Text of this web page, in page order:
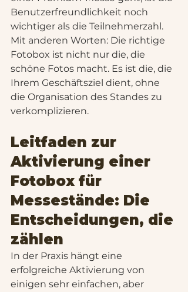
Benutzerfreundlichkeit noch
wichtiger als die Teilnehmerzahl.
Mit anderen Worten: Die richtige
Fotobox ist nicht nur die, die
schöne Fotos macht. Es ist die, die
Ihrem Geschäftsziel dient, ohne
die Organisation des Standes zu
verkomplizieren.
Leitfaden zur
Aktivierung einer
Fotobox für
Messestände: Die
Entscheidungen, die
zählen
In der Praxis hängt eine
erfolgreiche Aktivierung von
einigen sehr einfachen, aber